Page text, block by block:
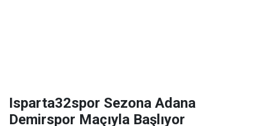
Isparta32spor Sezona Adana
Demirspor Maçıyla Başlıyor